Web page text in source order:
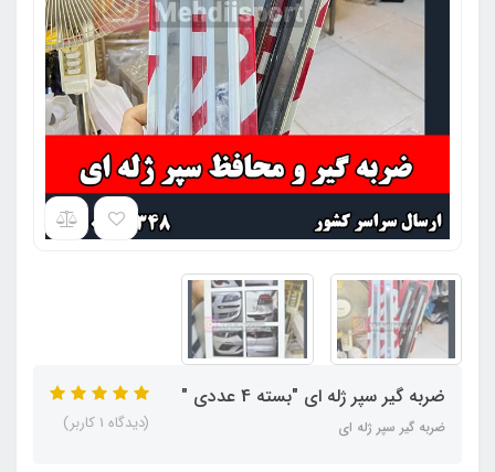
ضربه گیر سپر ژله ای "بسته 4 عددی "
ضربه گیر سپر ژله ای (دیدگاه 1 کاربر)